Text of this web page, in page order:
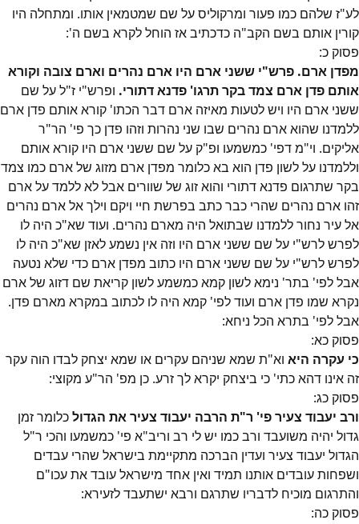
לע"ז שלהם כמו פעור ומרקוליס על שם שמטמאין אותו. ומתחלה היו
קורין אותם בשם הקב"ה כדכתיב אז הוחל לקרא בשם ה':
פסוק כ:
מפדן ארם. פרש"י ששני ארם היו ארם נהרים וארם צובה וקורא
אותם פדן ארם צמד בקר תרגו' פדנא דתורי. ופרש"י ז"ל על שם
ששני ארם היו ויש לטעות מאיזה ארם דבר הכתו' קורא אותם פדן ארם
ללמדנו שהוא ארם נהרים שבו שני נהרות וזהו פדן כך פי' הר"ר
אליקים. וי"מ דפי' כמשמעו ופ"ק על שם ששני ארם היו קורא אותם
וללמדנו על לשון פדן הוא בא כלומר מפדן ארם מזוג של ארם כמו צמד
בקר שתרגום פדנא דתורי והוא זוג של שוורים אבל לא ללמד על ארם
זהו ארם נהרים שהרי כבר כתב בפרשת חיי ויקם וילך אל ארם נהרים
אל עיר נחור ללמדנו שבתואל היה מארם נהרים. ועוד שא"כ היה לו
לפרש לרש"י על שם ששני ארם היו וזה אין נשמע לאזן שא"כ היה לו
לפרש לרש"י על שם ששני ארם היו כתוב מפדן ארם כדי שלא נטעה
אבל לפי' בתר' נימא לשון קמא כמשמע לשון קריאת שם דזוג של ארם
נקרא שמו פדן ארם ועוד לפי' קמא היה לו לכתוב במקרא מארם פדן.
אבל לפי' בתרא הכל ניחא:
פסוק כא:
כי עקרה היא וא"ת שמא שניהם עקרים או שמא יצחק לבדו הוה עקר
זה אינו דהא כתי' כי ביצחק יקרא לך זרע. כן מפ' הר"ע מקוצי:
פסוק כג:
ורב יעבוד צעיר פי' ר"ת הרבה יעבוד צעיר את הגדולכלומר זמן
גדול יהיה משועבד ורב כמו יש לי רב וריב"א פי' כמשמעו והכי ר"ל
הגדול יעבוד צעיר ועדין הברכה מתקיימת בישראל שהרי עבדים
ושפחות עובדים אותנו תמיד ואין אחד מישראל עובד את עכו"ם
והתרגום מוכיח לדבריו שתרגם ורבא ישתעבד לזעירא:
פסוק כה: